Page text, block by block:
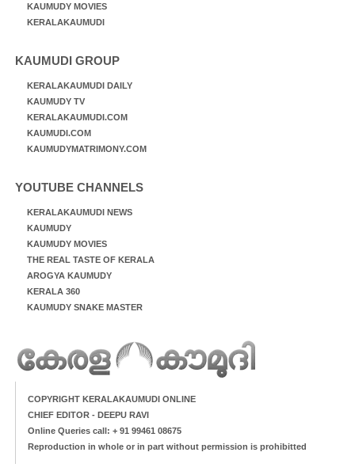
KAUMUDY MOVIES
KERALAKAUMUDI
KAUMUDI GROUP
KERALAKAUMUDI DAILY
KAUMUDY TV
KERALAKAUMUDI.COM
KAUMUDI.COM
KAUMUDYMATRIMONY.COM
YOUTUBE CHANNELS
KERALAKAUMUDI NEWS
KAUMUDY
KAUMUDY MOVIES
THE REAL TASTE OF KERALA
AROGYA KAUMUDY
KERALA 360
KAUMUDY SNAKE MASTER
COPYRIGHT KERALAKAUMUDI ONLINE
CHIEF EDITOR - DEEPU RAVI
Online Queries call: + 91 99461 08675
Reproduction in whole or in part without permission is prohibitted